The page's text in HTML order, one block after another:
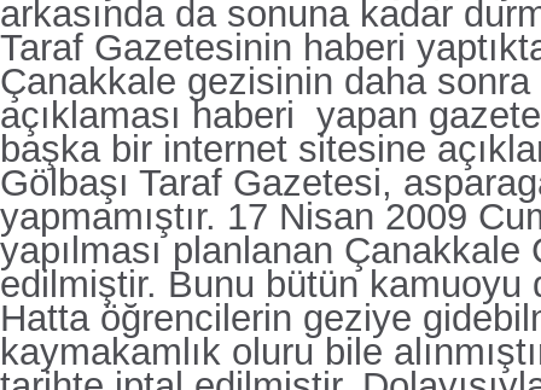
arkasında da sonuna kadar
Taraf Gazetesinin haberi
Çanakkale gezisinin daha sonra
açıklaması haberi yapan
başka bir internet sitesine
Gölbaşı Taraf Gazetesi,
yapmamıştır. 17 Nisan 2009
yapılması planlanan Çanakkale
edilmiştir. Bunu bütün kamuoyu
Hatta öğrencilerin geziye
kaymakamlık oluru bile